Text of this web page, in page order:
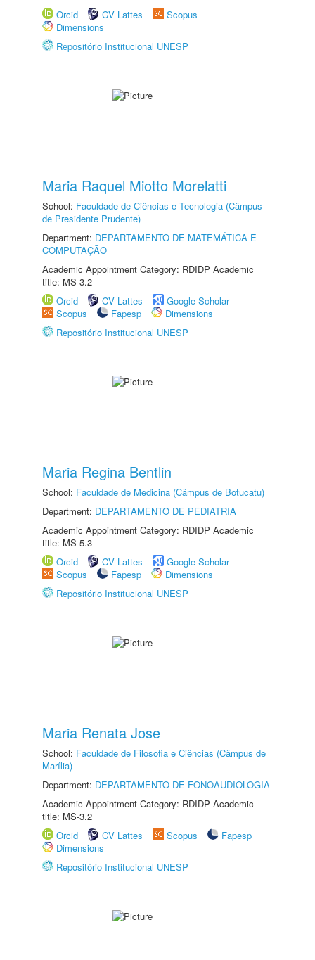
Orcid
CV Lattes
Scopus
Dimensions
Repositório Institucional UNESP
Maria Raquel Miotto Morelatti
School: Faculdade de Ciências e Tecnologia (Câmpus
de Presidente Prudente)
Department: DEPARTAMENTO DE MATEMÁTICA E
COMPUTAÇÃO
Academic Appointment Category: RDIDP Academic
title: MS-3.2
Orcid
CV Lattes
Google Scholar
Scopus
Fapesp
Dimensions
Repositório Institucional UNESP
Maria Regina Bentlin
School: Faculdade de Medicina (Câmpus de Botucatu)
Department: DEPARTAMENTO DE PEDIATRIA
Academic Appointment Category: RDIDP Academic
title: MS-5.3
Orcid
CV Lattes
Google Scholar
Scopus
Fapesp
Dimensions
Repositório Institucional UNESP
Maria Renata Jose
School: Faculdade de Filosofia e Ciências (Câmpus de
Marília)
Department: DEPARTAMENTO DE FONOAUDIOLOGIA
Academic Appointment Category: RDIDP Academic
title: MS-3.2
Orcid
CV Lattes Scopus
Fapesp
Dimensions
Repositório Institucional UNESP